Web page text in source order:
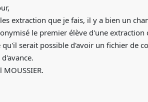
extraction que je fais, il y a bien un
le premier élève d'une
qu'il serait possible d'avoir un fichier de
MOUSSIER.